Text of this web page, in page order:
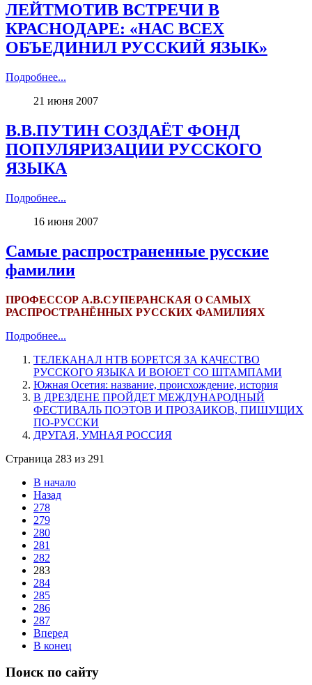
ЛЕЙТМОТИВ ВСТРЕЧИ В
КРАСНОДАРЕ: «НАС ВСЕХ
ОБЪЕДИНИЛ РУССКИЙ ЯЗЫК»
Подробнее...
21 июня 2007
В.В.ПУТИН СОЗДАЁТ ФОНД
ПОПУЛЯРИЗАЦИИ РУССКОГО
ЯЗЫКА
Подробнее...
16 июня 2007
Самые распространенные русские
фамилии
ПРОФЕССОР А.В.СУПЕРАНСКАЯ О САМЫХ
РАСПРОСТРАНЁННЫХ РУССКИХ ФАМИЛИЯХ
Подробнее...
ТЕЛЕКАНАЛ НТВ БОРЕТСЯ ЗА КАЧЕСТВО
РУССКОГО ЯЗЫКА И ВОЮЕТ СО ШТАМПАМИ
Южная Осетия: название, происхождение, история
В ДРЕЗДЕНЕ ПРОЙДЕТ МЕЖДУНАРОДНЫЙ
ФЕСТИВАЛЬ ПОЭТОВ И ПРОЗАИКОВ, ПИШУЩИХ
ПО-РУССКИ
ДРУГАЯ, УМНАЯ РОССИЯ
Страница 283 из 291
В начало
Назад
278
279
280
281
282
283
284
285
286
287
Вперед
В конец
Поиск по сайту